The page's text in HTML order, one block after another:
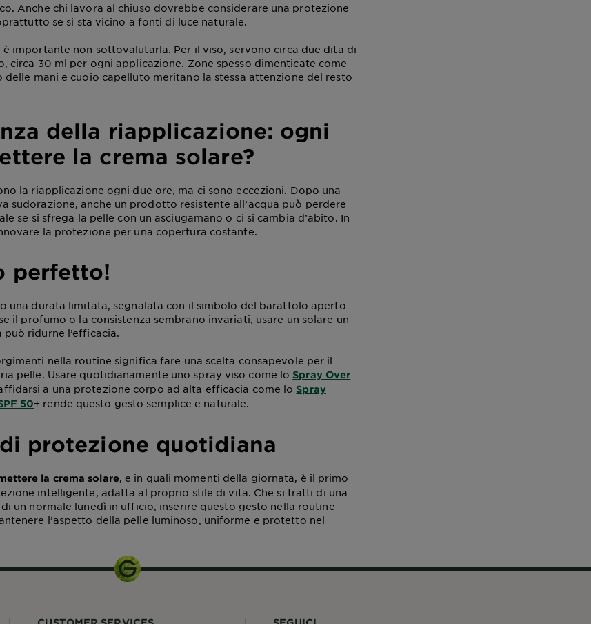
Anche chi lavora al chiuso dovrebbe considerare una protezione
se si sta vicino a fonti di luce naturale.
importante non sottovalutarla. Per il viso, servono circa due dita di
circa 30 ml per ogni applicazione. Zone spesso dimenticate come
delle mani e cuoio capelluto meritano la stessa attenzione del resto
della riapplicazione: ogni
la crema solare?
la riapplicazione ogni due ore, ma ci sono eccezioni. Dopo una
sudorazione, anche un prodotto resistente all’acqua può perdere
se si sfrega la pelle con un asciugamano o ci si cambia d’abito. In
la protezione per una copertura costante.
perfetto!
una durata limitata, segnalata con il simbolo del barattolo aperto
il profumo o la consistenza sembrano invariati, usare un solare un
ridurne l’efficacia.
nella routine significa fare una scelta consapevole per il
pelle. Usare quotidianamente uno spray viso come lo Spray Over
a una protezione corpo ad alta efficacia come lo Spray
50+ rende questo gesto semplice e naturale.
protezione quotidiana
la crema solare, e in quali momenti della giornata, è il primo
intelligente, adatta al proprio stile di vita. Che si tratti di una
un normale lunedì in ufficio, inserire questo gesto nella routine
l’aspetto della pelle luminoso, uniforme e protetto nel